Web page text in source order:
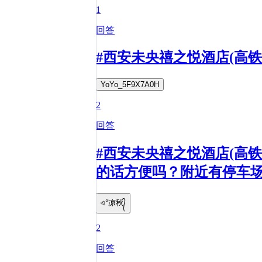
1
回答
#西安未央禧之悦酒店(高
YoYo_5F9X7A0H
2
回答
#西安未央禧之悦酒店(高
的话方便吗？附近有停车
এ°凉秋᭄
2
回答